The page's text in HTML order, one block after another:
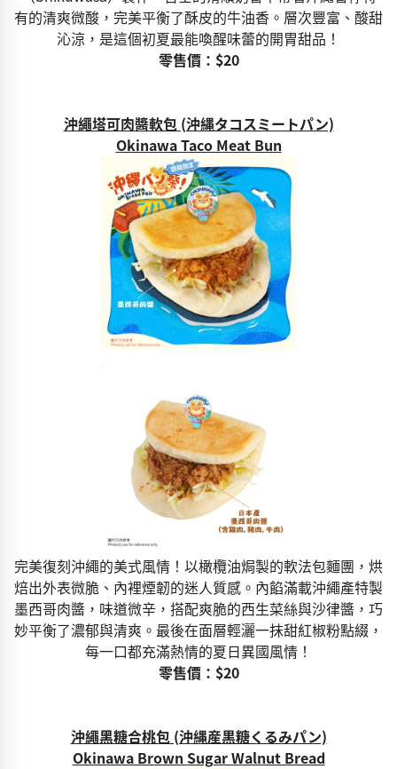
有的清爽微酸，完美平衡了酥皮的牛油香。層次豐富、酸甜
沁涼，是這個初夏最能喚醒味蕾的開胃甜品！
零售價：$20
沖繩塔可肉醬軟包 (沖縄タコスミートパン)
Okinawa Taco Meat Bun
完美復刻沖繩的美式風情！以橄欖油焗製的軟法包麵團，烘
焙出外表微脆、內裡煙韌的迷人質感。內餡滿載沖繩產特製
墨西哥肉醬，味道微辛，搭配爽脆的西生菜絲與沙律醬，巧
妙平衡了濃郁與清爽。最後在面層輕灑一抹甜紅椒粉點綴，
每一口都充滿熱情的夏日異國風情！
零售價：$20
沖繩黑糖合桃包 (沖縄産黒糖くるみパン)
Okinawa Brown Sugar Walnut Bread